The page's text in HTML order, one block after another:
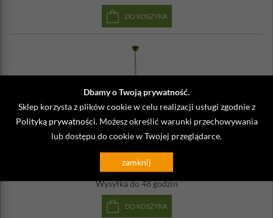
Dbamy o Twoją prywatność.
Sklep korzysta z plików cookie w celu realizacji usługi zgodnie z
Polityką prywatności. Możesz określić warunki przechowywania
lub dostępu do cookie w Twojej przeglądarce.
zamknij
DO KOSZYKA
Candellux
516,99 zł
Wysyłkado 48 godzin
DO KOSZYKA